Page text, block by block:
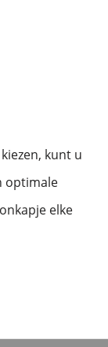
kunt u
optimale
elke